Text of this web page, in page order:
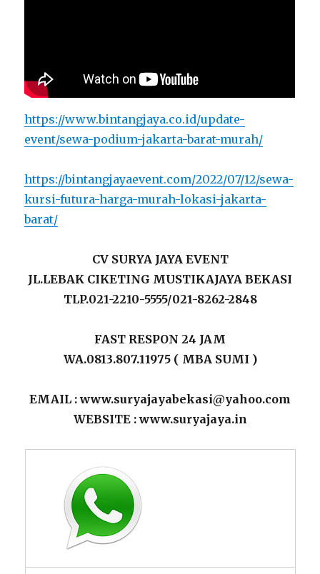
https://www.bintangjaya.co.id/update-
event/sewa-podium-jakarta-barat-murah/
https://bintangjayaevent.com/2022/07/12/sewa-
kursi-futura-harga-murah-lokasi-jakarta-
barat/
CV SURYA JAYA EVENT
JL.LEBAK CIKETING MUSTIKAJAYA BEKASI
TLP.021-2210-5555/021-8262-2848
FAST RESPON 24 JAM
WA.0813.807.11975 ( MBA SUMI )
EMAIL : www.suryajayabekasi@yahoo.com
WEBSITE : www.suryajaya.in